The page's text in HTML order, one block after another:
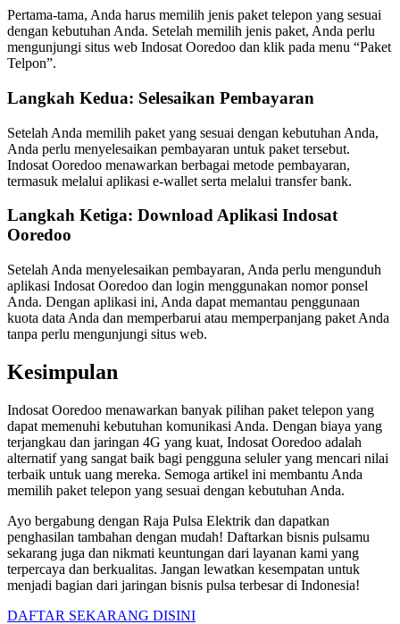
Pertama-tama, Anda harus memilih jenis paket telepon yang sesuai
dengan kebutuhan Anda. Setelah memilih jenis paket, Anda perlu
mengunjungi situs web Indosat Ooredoo dan klik pada menu “Paket
Telpon”.
Langkah Kedua: Selesaikan Pembayaran
Setelah Anda memilih paket yang sesuai dengan kebutuhan Anda,
Anda perlu menyelesaikan pembayaran untuk paket tersebut.
Indosat Ooredoo menawarkan berbagai metode pembayaran,
termasuk melalui aplikasi e-wallet serta melalui transfer bank.
Langkah Ketiga: Download Aplikasi Indosat
Ooredoo
Setelah Anda menyelesaikan pembayaran, Anda perlu mengunduh
aplikasi Indosat Ooredoo dan login menggunakan nomor ponsel
Anda. Dengan aplikasi ini, Anda dapat memantau penggunaan
kuota data Anda dan memperbarui atau memperpanjang paket Anda
tanpa perlu mengunjungi situs web.
Kesimpulan
Indosat Ooredoo menawarkan banyak pilihan paket telepon yang
dapat memenuhi kebutuhan komunikasi Anda. Dengan biaya yang
terjangkau dan jaringan 4G yang kuat, Indosat Ooredoo adalah
alternatif yang sangat baik bagi pengguna seluler yang mencari nilai
terbaik untuk uang mereka. Semoga artikel ini membantu Anda
memilih paket telepon yang sesuai dengan kebutuhan Anda.
Ayo bergabung dengan Raja Pulsa Elektrik dan dapatkan
penghasilan tambahan dengan mudah! Daftarkan bisnis pulsamu
sekarang juga dan nikmati keuntungan dari layanan kami yang
terpercaya dan berkualitas. Jangan lewatkan kesempatan untuk
menjadi bagian dari jaringan bisnis pulsa terbesar di Indonesia!
DAFTAR SEKARANG DISINI